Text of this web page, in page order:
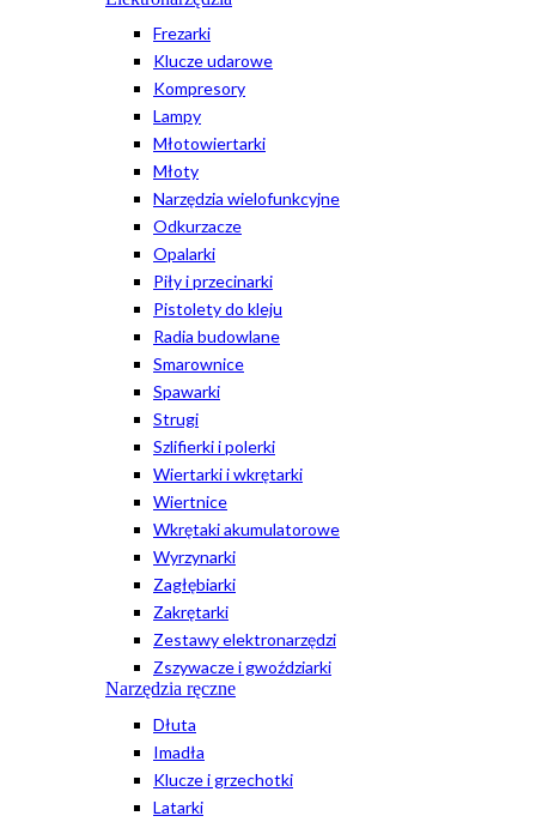
Frezarki
Klucze udarowe
Kompresory
Lampy
Młotowiertarki
Młoty
Narzędzia wielofunkcyjne
Odkurzacze
Opalarki
Piły i przecinarki
Pistolety do kleju
Radia budowlane
Smarownice
Spawarki
Strugi
Szlifierki i polerki
Wiertarki i wkrętarki
Wiertnice
Wkrętaki akumulatorowe
Wyrzynarki
Zagłębiarki
Zakrętarki
Zestawy elektronarzędzi
Zszywacze i gwoździarki
Narzędzia ręczne
Dłuta
Imadła
Klucze i grzechotki
Latarki